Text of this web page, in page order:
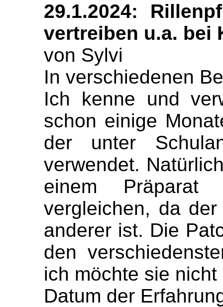
29.1.2024:
vertreiben u.a. bei
von Sylvi
In verschiedenen
Ich kenne und
schon einige
der unter
verwendet.
einem Präparat
vergleichen, da
anderer ist. Die
den
ich möchte sie
Datum der